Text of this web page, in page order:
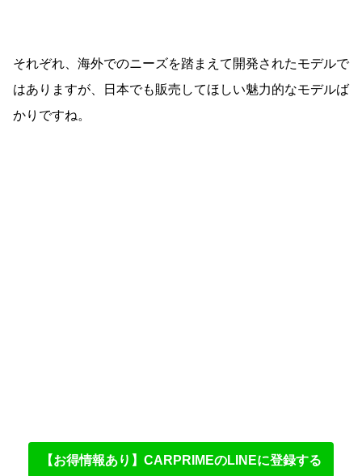
それぞれ、海外でのニーズを踏まえて開発されたモデルで
はありますが、日本でも販売してほしい魅力的なモデルば
かりですね。
【お得情報あり】CARPRIMEのLINEに登録する